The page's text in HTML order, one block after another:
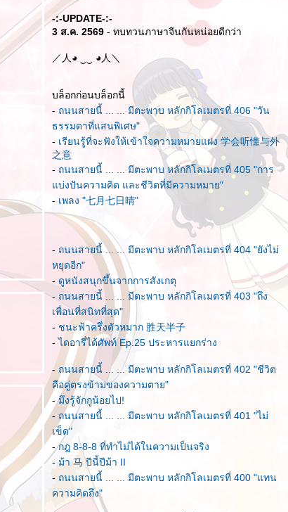
-:-UPDATE-:-
3 ส.ค. 2569 - ทบทวนภาษาจีนกันหน่อยดีกว่า
／人◕ ‿‿ ◕人＼
บล็อกก่อนบล็อกนี้
- ถนนสายนี้ ... ... มีตะพาบ หลักกิโลเมตรที่ 406 "วัน
ธรรมดาที่แสนพิเศษ"
- เรียนรู้ที่จะฟังให้เข้าใจความหมายแฝง 学会听懂与外
之意
- ถนนสายนี้ ... ... มีตะพาบ หลักกิโลเมตรที่ 405 "การ
บ่งปันความคิด และชีวิตที่มีความหมาย"
- เพลง "七月七日晴"
- ถนนสายนี้ ... ... มีตะพาบ หลักกิโลเมตรที่ 404 "ยังไม่
หยุดอีก"
- ดูหนังสนุกขึ้นจากการสังเกตุ
- ถนนสายนี้ ... ... มีตะพาบ หลักกิโลเมตรที่ 403 "ถึง
เพื่อนที่สนิทที่สุด"
- ชนะฟ้าครึ่งตัวหมาก 胜天半子
-ไดอารี่ได้ศัพท์ Ep.25 ประหารแยกร่าง
- ถนนสายนี้ ... ... มีตะพาบ หลักกิโลเมตรที่ 402 "ชีวิต
คือคู่ตรงข้ามของความตาย"
-มึงรู้จักกูน้อยไป!
- ถนนสายนี้ ... ... มีตะพาบ หลักกิโลเมตรที่ 401 "ไม่
เข็ด"
-กฎ 8-8-8 ที่ทำไม่ได้ในความเป็นจริง
-ม้า 马 ปีนี้ปีม้า II
- ถนนสายนี้ ... ... มีตะพาบ หลักกิโลเมตรที่ 400 "แทน
ความคิดถึง"